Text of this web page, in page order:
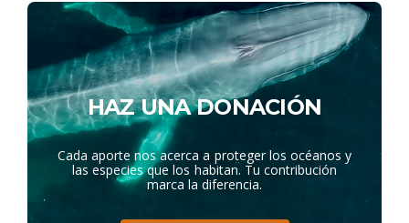
HAZ UNA DONACIÓN
Cada aporte nos acerca a proteger los océanos y
las especies que los habitan. Tu contribución
marca la diferencia.